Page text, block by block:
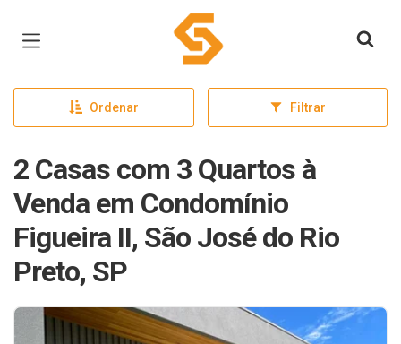
Página inicial
Ordenar Filtrar
2 Casas com 3 Quartos à
Venda em Condomínio
Figueira II, São José do Rio
Preto, SP